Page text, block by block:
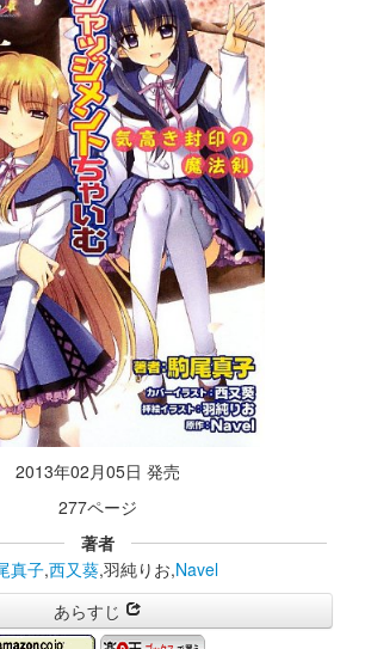
2013年02月05日 発売
277ページ
著者
真子,西又葵,羽純りお,Navel
あらすじ